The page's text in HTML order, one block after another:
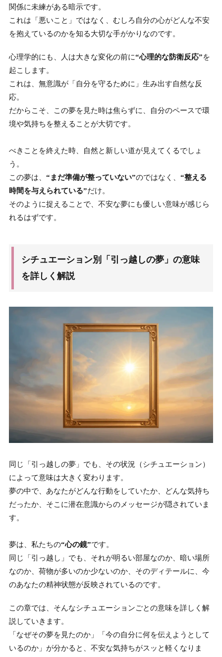
関係に未練がある暗示です。
これは「悪いこと」ではなく、むしろ自分の心がどんな不安
を抱えているのかを知る大切な手がかりなのです。
心理学的にも、人は大きな変化の前に“心理的な防衛反応”を
起こします。
これは、無意識が「自分を守るために」生み出す自然な反
応。
だからこそ、この夢を見た時は焦らずに、自分のペースで環
境や気持ちを整えることが大切です。
べきことを終えた時、自然と新しい道が見えてくるでしょ
う。
この夢は、 “まだ準備が整っていない”のではなく、 “整える
時間を与えられている”だけ。
そのように捉えることで、不安な夢にも優しい意味が感じら
れるはずです。
シチュエーション別「引っ越しの夢」の意味
を詳しく解説
同じ「引っ越しの夢」でも、その状況（シチュエーション）
によって意味は大きく変わります。
夢の中で、あなたがどんな行動をしていたか、どんな気持ち
だったか、そこに潜在意識からのメッセージが隠されていま
す。
夢は、私たちの“心の鏡”です。
同じ「引っ越し」でも、それが明るい部屋なのか、暗い場所
なのか、荷物が多いのか少ないのか、そのディテールに、今
のあなたの精神状態が反映されているのです。
この章では、そんなシチュエーションごとの意味を詳しく解
説していきます。
「なぜその夢を見たのか」「今の自分に何を伝えようとして
いるのか」が分かると、不安な気持ちがスッと軽くなりま